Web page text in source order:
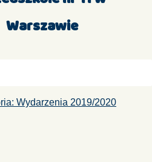
Warszawie
Wydarzenia 2019/2020